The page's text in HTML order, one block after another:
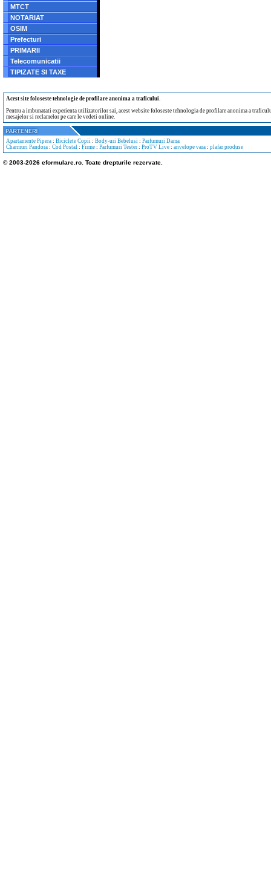
MTCT
NOTARIAT
OSIM
Prefecturi
PRIMARII
Telecomunicatii
TIPIZATE SI TAXE
Acest site foloseste tehnologie de profilare anonima a traficului.
Pentru a imbunatati experienta utilizatorilor sai, acest website foloseste tehnologia de profilare anonima a
mesajelor si reclamelor pe care le vedeti online.
Apartamente Pipera : Biciclete Copii : Body-uri Bebelusi : Parfumuri Dama
Charmuri Pandora : Cod Postal : Firme : Parfumuri Tester : ProTV Live : anvelope vara : plafar produse
© 2003-2026 eformulare.ro. Toate drepturile rezervate.